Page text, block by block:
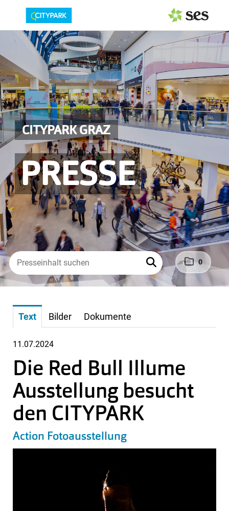
0
CITYPARK GRAZ
PRESSE
PRESSEAUSSENDUNGEN
Center & Marken
Events
Services
MEDIAGALERIE
PRESSEKONTAKT
Text Bilder Dokumente
11.07.2024
Die Red Bull Illume
Ausstellung besucht
den CITYPARK
Action Fotoausstellung